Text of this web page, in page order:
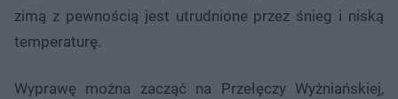
zimą z pewnością jest utrudnione przez śnieg i niską
temperaturę.
Wyprawę można zacząć na Przełęczy Wyżniańskiej,